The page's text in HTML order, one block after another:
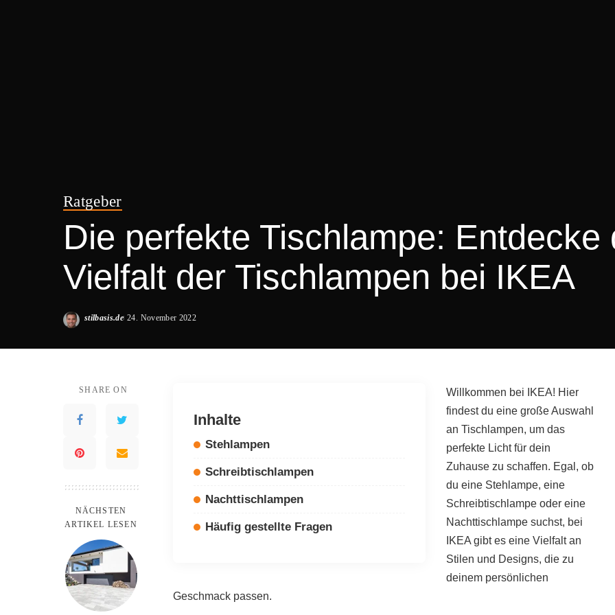
Ratgeber
Die perfekte Tischlampe: Entdecke
Vielfalt der Tischlampen bei IKEA
Posted
stilbasis.de 24. November 2022
SHARE ON
NÄCHSTEN
ARTIKEL LESEN
Inhalte
Stehlampen
Schreibtischlampen
Nachttischlampen
Häufig gestellte Fragen
Willkommen bei IKEA! Hier
findest du eine große Auswahl
an Tischlampen, um das
perfekte Licht für dein
Zuhause zu schaffen. Egal, ob
du eine Stehlampe, eine
Schreibtischlampe oder eine
Nachttischlampe suchst, bei
IKEA gibt es eine Vielfalt an
Stilen und Designs, die zu
deinem persönlichen
Geschmack passen.